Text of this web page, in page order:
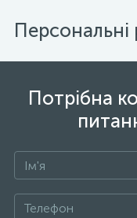
Персональні
Потрібна